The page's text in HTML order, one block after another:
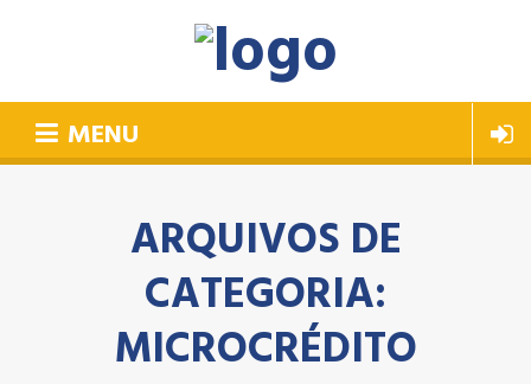
MENU
ARQUIVOS DE
CATEGORIA:
MICROCRÉDITO